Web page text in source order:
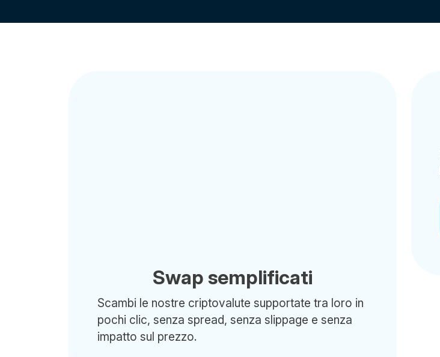
Swap semplificati
Scambi le nostre criptovalute supportate tra loro in
pochi clic, senza spread, senza slippage e senza
impatto sul prezzo.